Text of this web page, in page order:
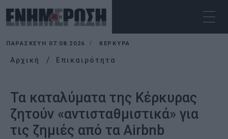
ΠΑΡΑΣΚΕΥΉ 07.08.2026 ΚΕΡΚΥΡΑ
Αρχική Επικαιρότητα
Τα καταλύματα της Κέρκυρας
ζητούν «αντισταθμιστικά» για
τις ζημιές από τα Airbnb